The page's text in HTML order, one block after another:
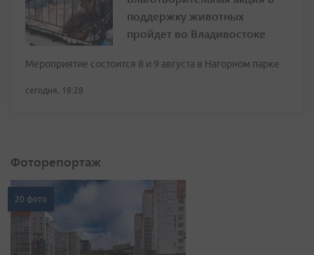
поддержку животных
пройдет во Владивостоке
Мероприятие состоится 8 и 9 августа в Нагорном парке
сегодня, 18:28
Фоторепортаж
20 фото